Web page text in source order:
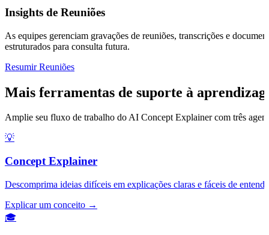
Insights de Reuniões
As equipes gerenciam gravações de reuniões, transcrições e
estruturados para consulta futura.
Resumir Reuniões
Mais ferramentas de suporte à
Amplie seu fluxo de trabalho do AI Concept Explainer com três
💡
Concept Explainer
Descomprima ideias difíceis em explicações claras e fáceis de
Explicar um conceito →
🎓